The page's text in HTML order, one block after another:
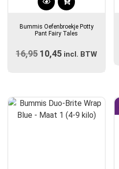
Dit
heeft
variaties.
gekozen
worden
Bummis Oefenbroekje Potty
Pant Fairy Tales
16,95 Oorspronkelijke
10,45 Huidige
incl. BTW